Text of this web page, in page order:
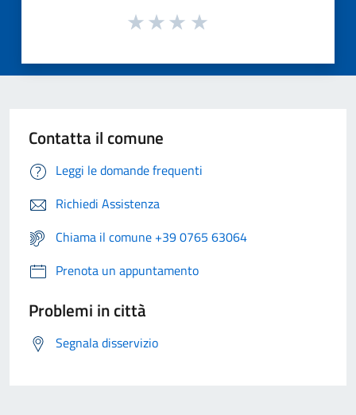
Contatta il comune
Leggi le domande frequenti
Richiedi Assistenza
Chiama il comune +39 0765 63064
Prenota un appuntamento
Problemi in città
Segnala disservizio